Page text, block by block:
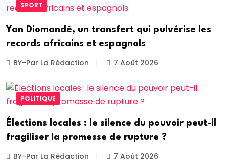
SPORT
Yan Diomandé, un transfert qui pulvérise les
records africains et espagnols
BY-Par La Rédaction 7 Août 2026
POLITIQUE
Élections locales : le silence du pouvoir peut-il
fragiliser la promesse de rupture ?
BY-Par La Rédaction 7 Août 2026